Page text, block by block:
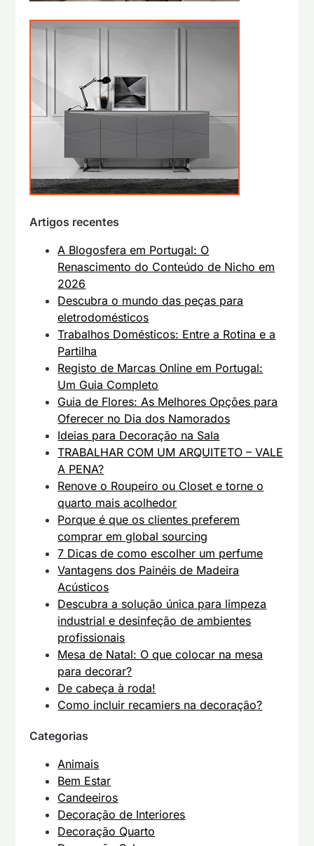
Artigos recentes
A Blogosfera em Portugal: O
Renascimento do Conteúdo de Nicho em
2026
Descubra o mundo das peças para
eletrodomésticos
Trabalhos Domésticos: Entre a Rotina e a
Partilha
Registo de Marcas Online em Portugal:
Um Guia Completo
Guia de Flores: As Melhores Opções para
Oferecer no Dia dos Namorados
Ideias para Decoração na Sala
TRABALHAR COM UM ARQUITETO – VALE
A PENA?
Renove o Roupeiro ou Closet e torne o
quarto mais acolhedor
Porque é que os clientes preferem
comprar em global sourcing
7 Dicas de como escolher um perfume
Vantagens dos Painéis de Madeira
Acústicos
Descubra a solução única para limpeza
industrial e desinfeção de ambientes
profissionais
Mesa de Natal: O que colocar na mesa
para decorar?
De cabeça à roda!
Como incluir recamiers na decoração?
Categorias
Animais
Bem Estar
Candeeiros
Decoração de Interiores
Decoração Quarto